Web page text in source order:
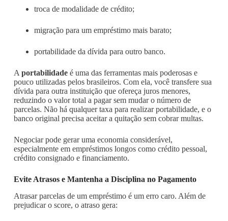
troca de modalidade de crédito;
migração para um empréstimo mais barato;
portabilidade da dívida para outro banco.
A portabilidadeé uma das ferramentas mais poderosas e
pouco utilizadas pelos brasileiros. Com ela, você transfere sua
dívida para outra instituição que ofereça juros menores,
reduzindo o valor total a pagar sem mudar o número de
parcelas. Não há qualquer taxa para realizar portabilidade, e o
banco original precisa aceitar a quitação sem cobrar multas.
Negociar pode gerar uma economia considerável,
especialmente em empréstimos longos como crédito pessoal,
crédito consignado e financiamento.
Evite Atrasos e Mantenha a Disciplina no Pagamento
Atrasar parcelas de um empréstimo é um erro caro. Além de
prejudicar o score, o atraso gera: